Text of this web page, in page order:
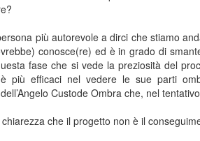
più autorevole a dirci che stiamo
conosce(re) ed è in grado di
fase che si vede la preziosità del
più efficaci nel vedere le sue parti
dell’Angelo Custode Ombra che, nel
che il progetto non è il